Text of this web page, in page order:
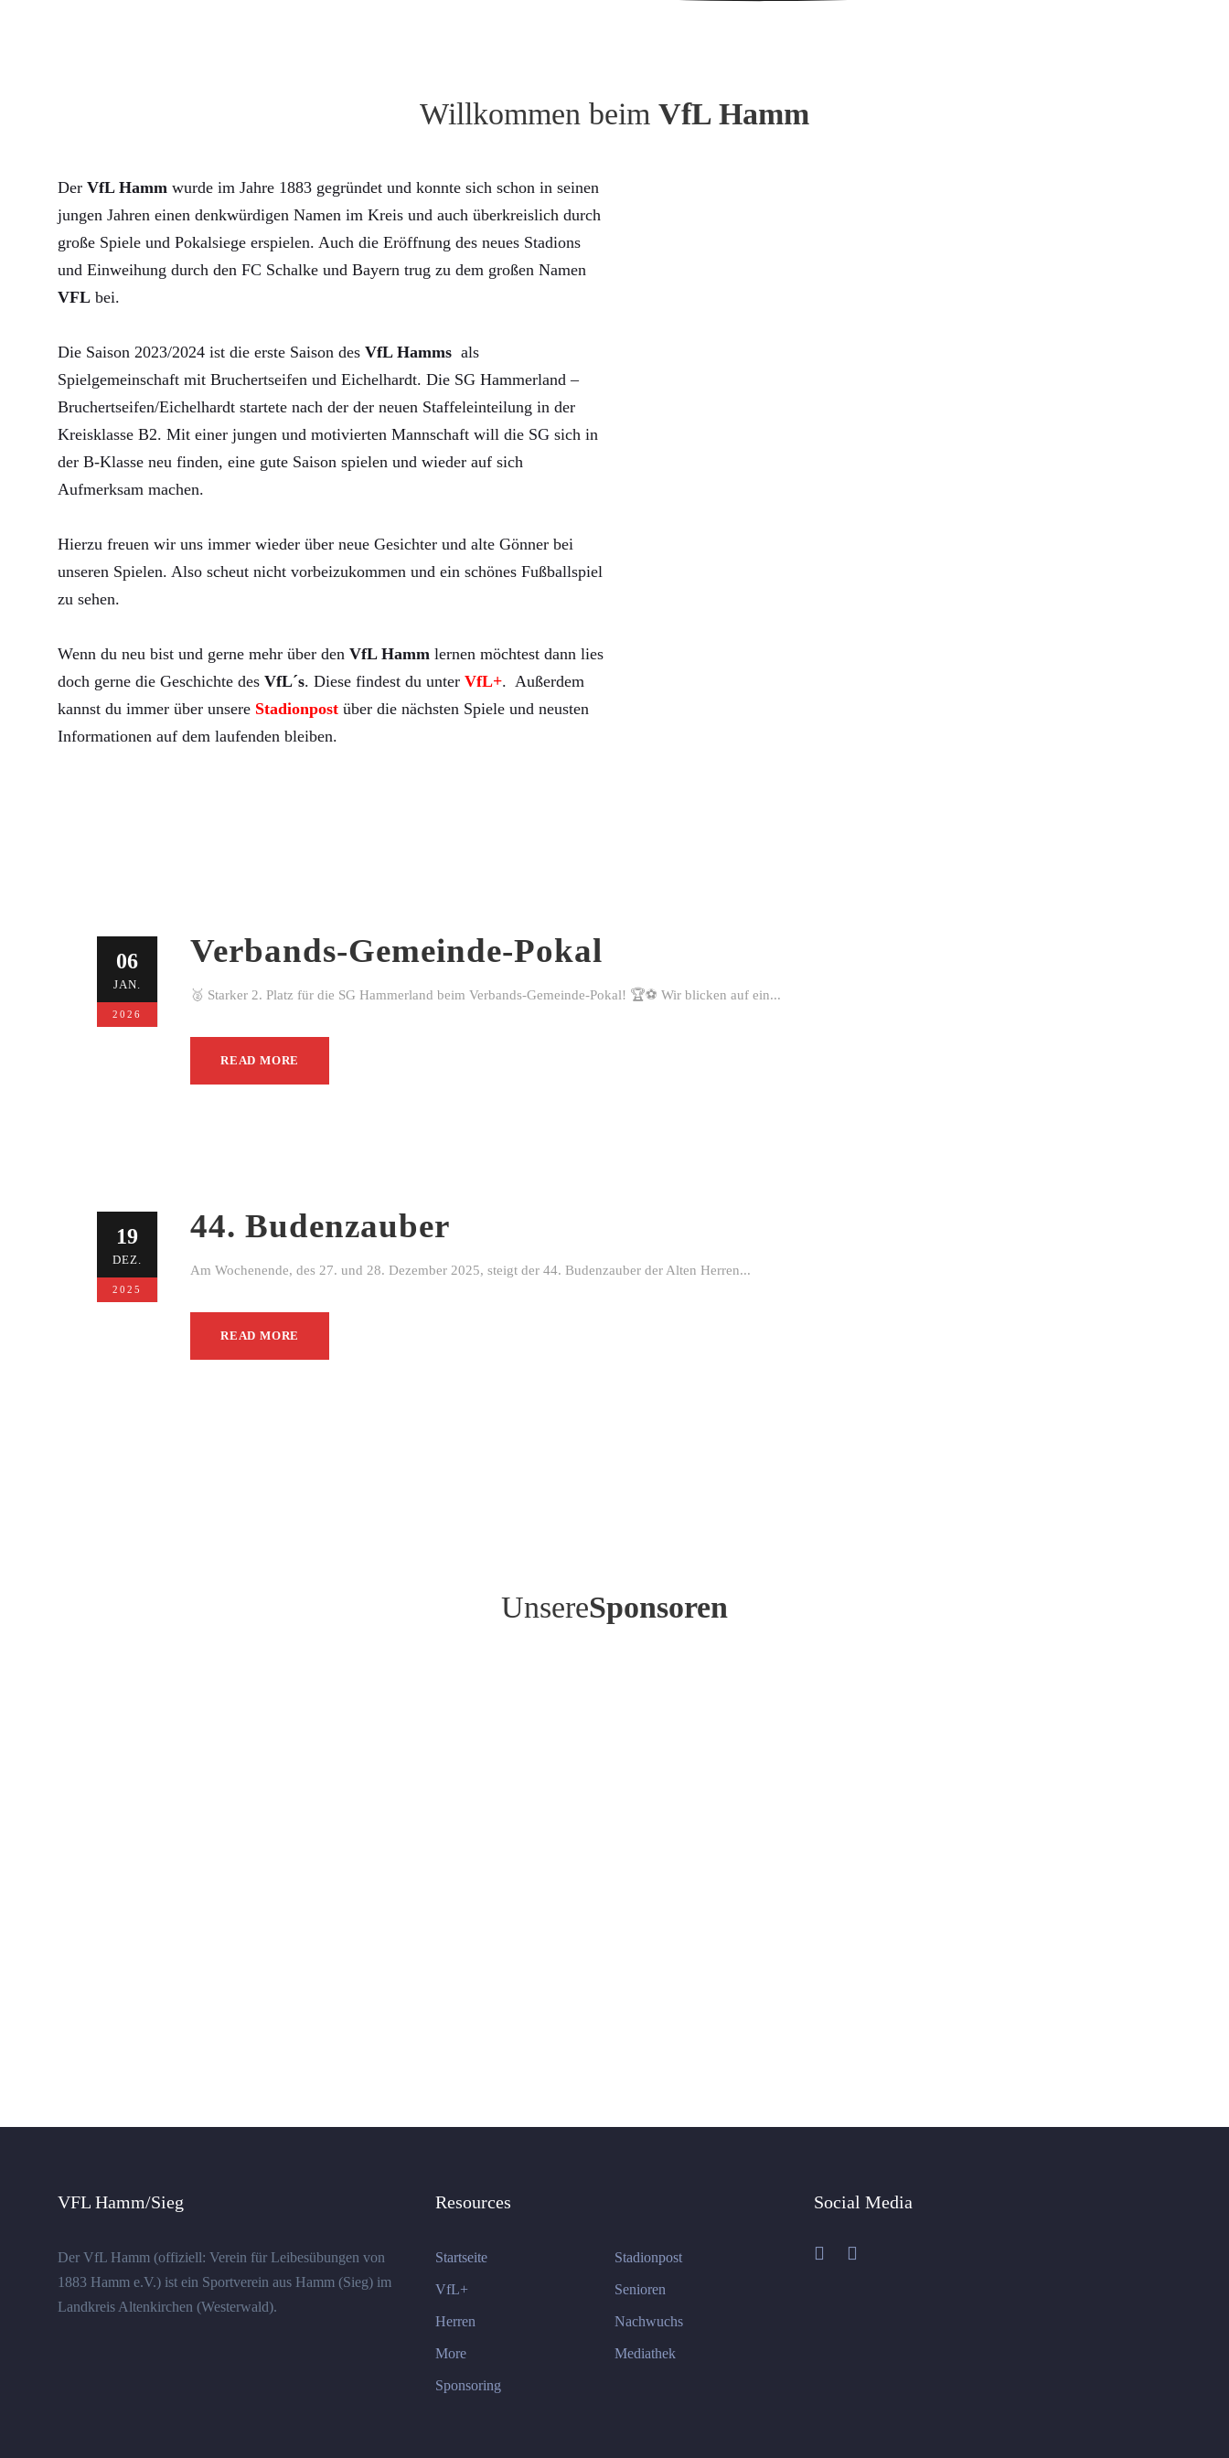
Willkommen beim VfL Hamm
Der VfL Hamm wurde im Jahre 1883 gegründet und konnte sich schon in seinen
jungen Jahren einen denkwürdigen Namen im Kreis und auch überkreislich durch
große Spiele und Pokalsiege erspielen. Auch die Eröffnung des neues Stadions
und Einweihung durch den FC Schalke und Bayern trug zu dem großen Namen
VFL bei.
Die Saison 2023/2024 ist die erste Saison des VfL Hamms als
Spielgemeinschaft mit Bruchertseifen und Eichelhardt. Die SG Hammerland –
Bruchertseifen/Eichelhardt startete nach der der neuen Staffeleinteilung in der
Kreisklasse B2. Mit einer jungen und motivierten Mannschaft will die SG sich in
der B-Klasse neu finden, eine gute Saison spielen und wieder auf sich
Aufmerksam machen.
Hierzu freuen wir uns immer wieder über neue Gesichter und alte Gönner bei
unseren Spielen. Also scheut nicht vorbeizukommen und ein schönes Fußballspiel
zu sehen.
Wenn du neu bist und gerne mehr über den VfL Hamm lernen möchtest dann lies
doch gerne die Geschichte des VfL´s. Diese findest du unter VfL+. Außerdem
kannst du immer über unsere Stadionpost über die nächsten Spiele und neusten
Informationen auf dem laufenden bleiben.
06
JAN.
2026
Verbands-Gemeinde-Pokal
🥈 Starker 2. Platz für die SG Hammerland beim Verbands-Gemeinde-Pokal! 🏆⚽ Wir blicken auf ein...
READ MORE
19
DEZ.
2025
44. Budenzauber
Am Wochenende, des 27. und 28. Dezember 2025, steigt der 44. Budenzauber der Alten Herren...
READ MORE
UnsereSponsoren
VFL Hamm/Sieg
Der VfL Hamm (offiziell: Verein für Leibesübungen von
1883 Hamm e.V.) ist ein Sportverein aus Hamm (Sieg) im
Landkreis Altenkirchen (Westerwald).
Resources
Startseite Stadionpost
VfL+ Senioren
Herren Nachwuchs
More Mediathek
Sponsoring
Social Media